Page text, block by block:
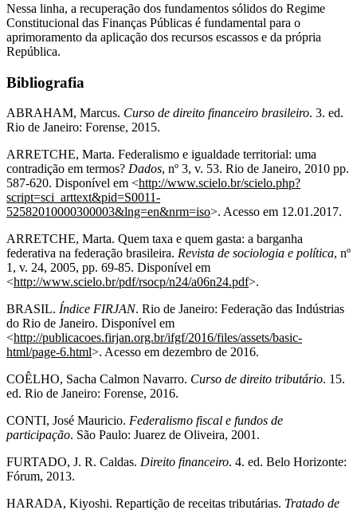
Nessa linha, a recuperação dos fundamentos sólidos do Regime
Constitucional das Finanças Públicas é fundamental para o
aprimoramento da aplicação dos recursos escassos e da própria
República.
Bibliografia
ABRAHAM, Marcus. Curso de direito financeiro brasileiro. 3. ed.
Rio de Janeiro: Forense, 2015.
ARRETCHE, Marta. Federalismo e igualdade territorial: uma
contradição em termos? Dados, nº 3, v. 53. Rio de Janeiro, 2010 pp.
587-620. Disponível em <http://www.scielo.br/scielo.php?
script=sci_arttext&pid=S0011-
52582010000300003&lng=en&nrm=iso>. Acesso em 12.01.2017.
ARRETCHE, Marta. Quem taxa e quem gasta: a barganha
federativa na federação brasileira. Revista de sociologia e política, nº
1, v. 24, 2005, pp. 69-85. Disponível em
<http://www.scielo.br/pdf/rsocp/n24/a06n24.pdf>.
BRASIL. Índice FIRJAN. Rio de Janeiro: Federação das Indústrias
do Rio de Janeiro. Disponível em
<http://publicacoes.firjan.org.br/ifgf/2016/files/assets/basic-
html/page-6.html>. Acesso em dezembro de 2016.
COÊLHO, Sacha Calmon Navarro. Curso de direito tributário. 15.
ed. Rio de Janeiro: Forense, 2016.
CONTI, José Mauricio. Federalismo fiscal e fundos de
participação. São Paulo: Juarez de Oliveira, 2001.
FURTADO, J. R. Caldas. Direito financeiro. 4. ed. Belo Horizonte:
Fórum, 2013.
HARADA, Kiyoshi. Repartição de receitas tributárias. Tratado de